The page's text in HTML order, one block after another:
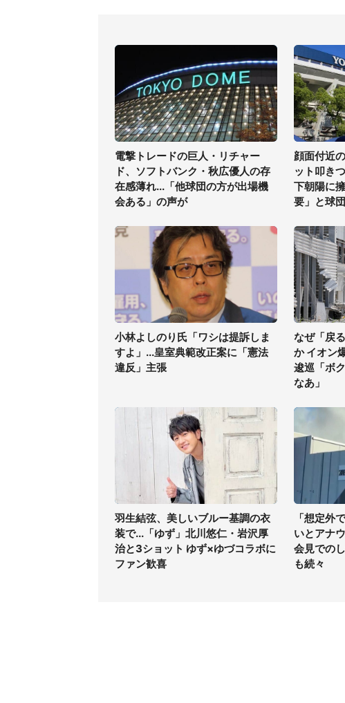
電撃トレードの巨人・リチャー
ド、ソフトバンク・秋広優人の存
在感薄れ...「他球団の方が出場機
会ある」の声が
顔面付近
ット叩き
下朝陽に
要」と球
小林よしのり氏「ワシは提訴しま
すよ」...皇室典範改正案に「憲法
違反」主張
なぜ「戻
か イオン
逡巡「ボ
なあ」
羽生結弦、美しいブルー基調の衣
装で...「ゆず」北川悠仁・岩沢厚
治と3ショット ゆず×ゆづコラボに
ファン歓喜
「想定外
いとアナ
会見での
も続々